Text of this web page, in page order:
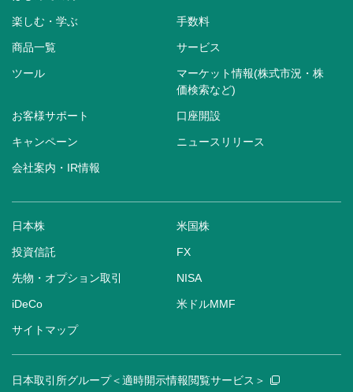
楽しむ・学ぶ 手数料
商品一覧 サービス
ツール
マーケット情報(株式市況・株
価検索など)
お客様サポート 口座開設
キャンペーン ニュースリリース
会社案内・IR情報
日本株 米国株
投資信託 FX
先物・オプション取引 NISA
iDeCo 米ドルMMF
サイトマップ
日本取引所グループ＜適時開示情報閲覧サービス＞